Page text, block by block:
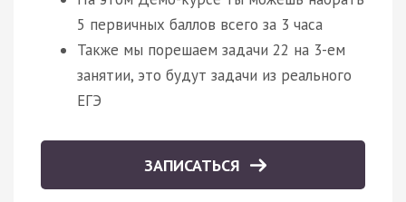
5 первичных баллов всего за 3 часа
Также мы порешаем задачи 22 на 3-ем
занятии, это будут задачи из реального
ЕГЭ
ЗАПИСАТЬСЯ